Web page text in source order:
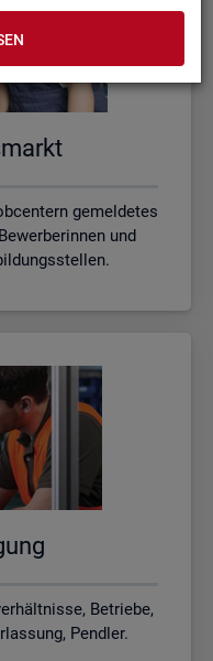
gemeldetes
und
Betriebe,
Pendler.